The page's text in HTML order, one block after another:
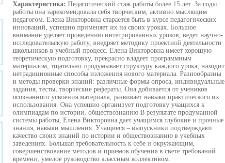
Характеристика: Педагогический стаж работы более 15 лет. За годы
работы она зарекомендовала себя творческим, активно мыслящим
педагогом. Елена Викторовна старается быть в курсе педагогических
инноваций, успешно применяет их на своих уроках. Большое
внимание уделяет проведению интегрированных уроков, ведет научно-
исследовательскую работу, внедряет методику проектной деятельности
школьников в учебный процесс. Елена Викторовна имеет хорошую
теоретическую подготовку, прекрасно владеет программным
материалом, тщательно продумывает структуру каждого урока, находит
нетрадиционные способы изложения нового материала. Разнообразны
и методы проверки знаний: различные формы опроса, индивидуальные
задания, тесты, творческие рефераты. Она добивается от учеников
осознанного усвоения материала, развивает навыки практического их
использования. Она успешно организует подготовку учащихся к
олимпиадам по истории, обществознанию В результате продуманной
системы работы, Елена Викторовна дает учащимся глубокие и прочные
знания, навыки мышления. Учащиеся – выпускники подтверждают
качество своих знаний по истории и обществознанию в учебных
заведениях. Большая требовательность к себе и окружающим,
совершенствование методов и приемов обучения в свете требований
времени, умелое руководство классным коллективом.